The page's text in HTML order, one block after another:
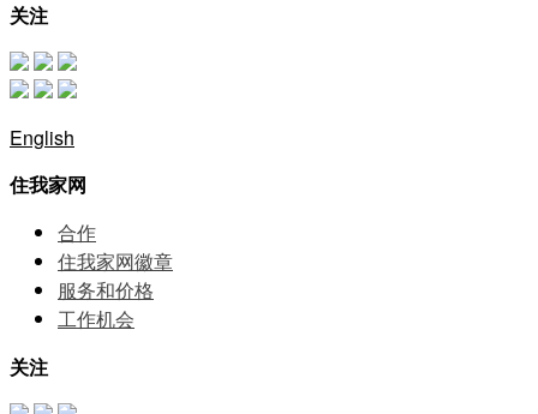
关注
English
住我家网
合作
住我家网徽章
服务和价格
⼯作机会
关注